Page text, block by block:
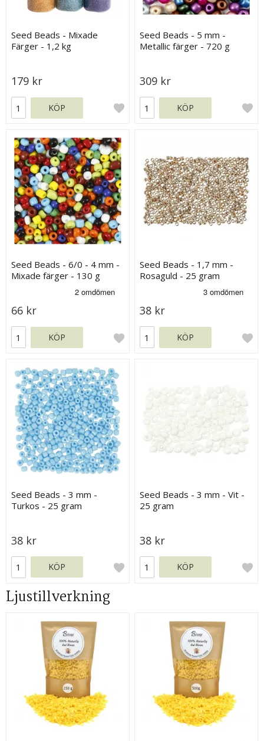
Seed Beads - Mixade
Färger - 1,2 kg
179 kr
KÖP
Seed Beads - 5 mm -
Metallic färger - 720 g
309 kr
KÖP
Seed Beads - 6/0 - 4 mm -
Mixade färger - 130 g
66 kr
KÖP
Seed Beads - 1,7 mm -
Rosaguld - 25 gram
38 kr
KÖP
Seed Beads - 3 mm -
Turkos - 25 gram
38 kr
KÖP
Seed Beads - 3 mm - Vit -
25 gram
38 kr
KÖP
Ljustillverkning